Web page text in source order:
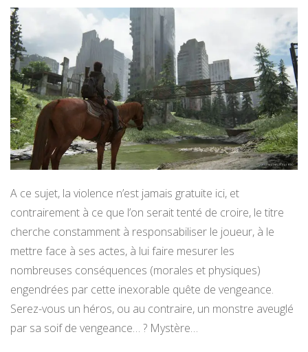
A ce sujet, la violence n’est jamais gratuite ici, et
contrairement à ce que l’on serait tenté de croire, le titre
cherche constamment à responsabiliser le joueur, à le
mettre face à ses actes, à lui faire mesurer les
nombreuses conséquences (morales et physiques)
engendrées par cette inexorable quête de vengeance.
Serez-vous un héros, ou au contraire, un monstre aveuglé
par sa soif de vengeance… ? Mystère…